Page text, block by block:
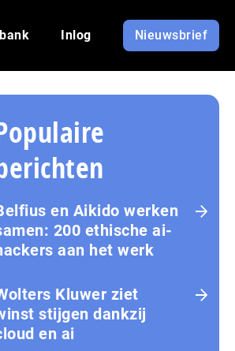
Inlog Nieuwsbrief
en Aikido werken
200 ethische ai-
aan het werk
Kluwer ziet
stijgen dankzij
en ai